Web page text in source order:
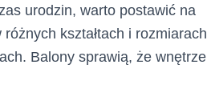
urodzin, warto postawić na
kształtach i rozmiarach
Balony sprawią, że wnętrze